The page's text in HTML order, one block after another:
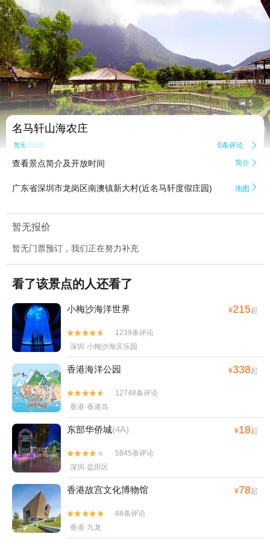
 5
名马轩山海农庄
暂无点评 0条评论 
查看景点简介及开放时间 简介 
广东省深圳市龙岗区南澳镇新大村(近名马轩度假庄园) 地图 
暂无报价
暂无门票预订，我们正在努力补充
看了该景点的人还看了
小梅沙海洋世界 ¥215起


1239条评论
深圳·小梅沙海滨乐园
香港海洋公园 ¥338起


12748条评论
香港·香港岛
东部华侨城(4A) ¥18起


5845条评论
深圳·盐田区
香港故宫文化博物馆 ¥78起


88条评论
香港·九龙
